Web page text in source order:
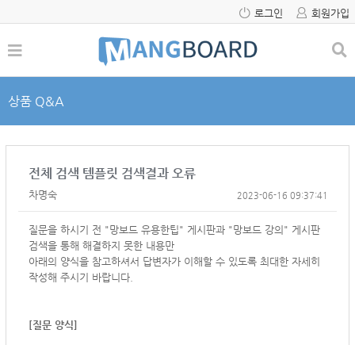
로그인 회원가입
상품 Q&A
전체 검색 템플릿 검색결과 오류
차명숙 2023-06-16 09:37:41
질문을 하시기 전 "망보드 유용한팁" 게시판과 "망보드 강의" 게시판
검색을 통해 해결하지 못한 내용만
아래의 양식을 참고하셔서 답변자가 이해할 수 있도록 최대한 자세히
작성해 주시기 바랍니다.
[질문 양식]